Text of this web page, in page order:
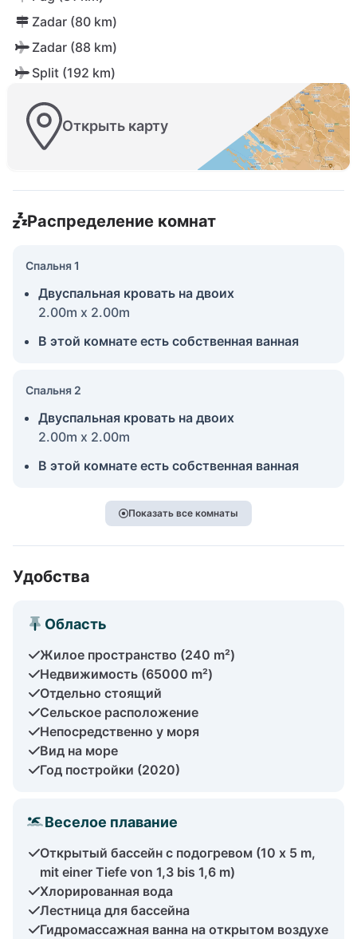
Zadar (80 km)
Zadar (88 km)
Split (192 km)
Открыть карту
Распределение комнат
Спальня 1
Двуспальная кровать на двоих
2.00m x 2.00m
В этой комнате есть собственная ванная
Спальня 2
Двуспальная кровать на двоих
2.00m x 2.00m
В этой комнате есть собственная ванная
Показать все комнаты
Удобства
Область
Жилое пространство (240 m²)
Недвижимость (65000 m²)
Отдельно стоящий
Сельское расположение
Непосредственно у моря
Вид на море
Год постройки (2020)
Веселое плавание
Открытый бассейн с подогревом (10 x 5 m,
mit einer Tiefe von 1,3 bis 1,6 m)
Хлорированная вода
Лестница для бассейна
Гидромассажная ванна на открытом воздухе